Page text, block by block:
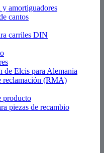
y amortiguadores
cantos
carriles DIN
de Elcis para Alemania
reclamación (RMA)
producto
piezas de recambio